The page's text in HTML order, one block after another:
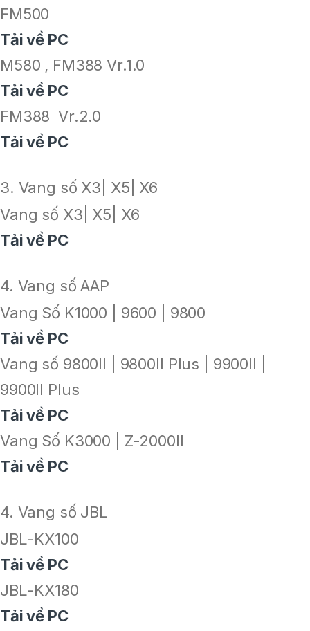
FM500
Tải về PC
M580 , FM388 Vr.1.0
Tải về PC
FM388 Vr.2.0
Tải về PC
3. Vang số X3| X5| X6
Vang số X3| X5| X6
Tải về PC
4. Vang số AAP
Vang Số K1000 | 9600 | 9800
Tải về PC
Vang số 9800II | 9800II Plus | 9900II |
9900II Plus
Tải về PC
Vang Số K3000 | Z-2000II
Tải về PC
4. Vang số JBL
JBL-KX100
Tải về PC
JBL-KX180
Tải về PC